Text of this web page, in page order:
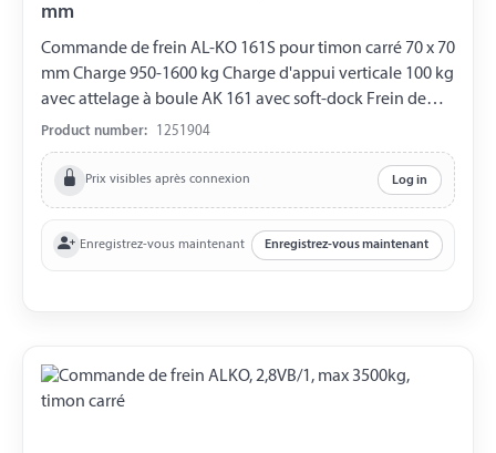
mm
Commande de frein AL-KO 161S pour timon carré 70 x 70
mm Charge 950-1600 kg Charge d'appui verticale 100 kg
avec attelage à boule AK 161 avec soft-dock Frein de
roue 1636G, 1637, 2051
Product number: 1251904
Prix visibles après connexion Log in
Enregistrez-vous maintenant Enregistrez-vous maintenant